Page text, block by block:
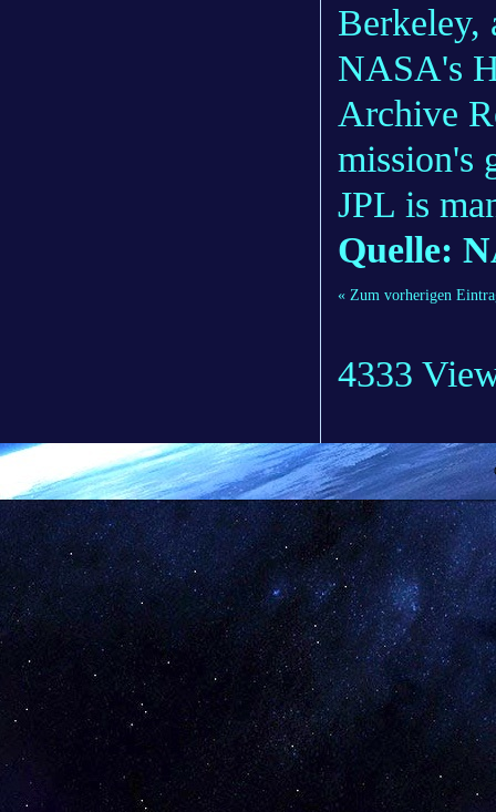
Berkeley,
NASA's
Archive
mission's
JPL is
Quelle:
« Zum vorherigen
4333